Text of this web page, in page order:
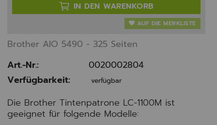
IN DEN WARENKORB
AUF DIE MERKLISTE
Brother AIO 5490 - 325 Seiten
Art.-Nr.:
0020002804
Verfügbarkeit:
verfügbar
Die Brother Tintenpatrone LC-1100M ist
geeignet für folgende Modelle: